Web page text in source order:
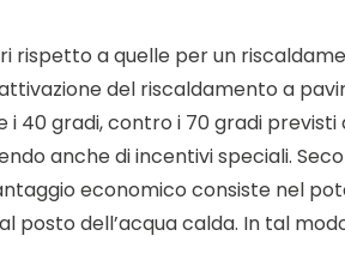
rispetto a quelle per un
del riscaldamento a
40 gradi, contro i 70 gradi
anche di incentivi speciali.
economico consiste nel
posto dell’acqua calda. In tal